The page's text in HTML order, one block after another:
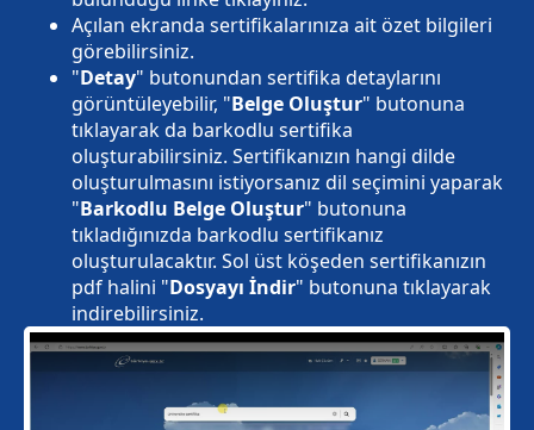
Açılan ekranda sertifikalarınıza ait özet bilgileri
görebilirsiniz.
"Detay" butonundan sertifika detaylarını
görüntüleyebilir, "Belge Oluştur" butonuna
tıklayarak da barkodlu sertifika
oluşturabilirsiniz. Sertifikanızın hangi dilde
oluşturulmasını istiyorsanız dil seçimini yaparak
"Barkodlu Belge Oluştur" butonuna
tıkladığınızda barkodlu sertifikanız
oluşturulacaktır. Sol üst köşeden sertifikanızın
pdf halini "Dosyayı İndir" butonuna tıklayarak
indirebilirsiniz.